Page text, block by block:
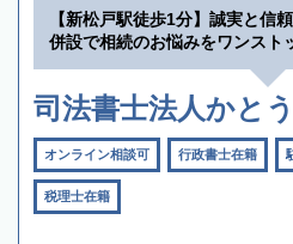
【新松戸駅徒歩1分】誠実と信
併設で相続のお悩みをワンスト
司法書士法人かとう
オンライン相談可 行政書士在籍
税理士在籍